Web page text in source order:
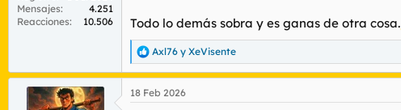
Mensajes
4.251
Reacciones
10.506 Todo lo demás sobra y es ganas de otra cosa.
R
e
a
c
Axl76 y XeVisente
18 Feb 2026